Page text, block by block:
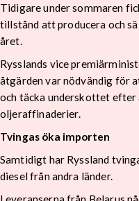
Tidigare under sommaren
tillstånd att producera och
året.
Rysslands vice
åtgärden var nödvändig för
och täcka underskottet
oljeraffinaderier.
Tvingas öka importen
Samtidigt har Ryssland
diesel från andra länder.